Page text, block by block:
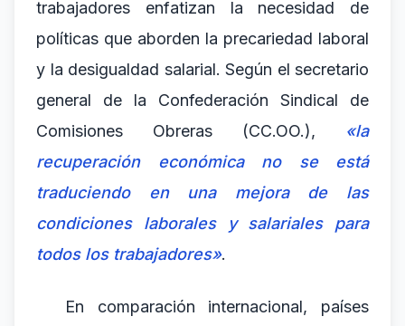
trabajadores enfatizan la necesidad de
políticas que aborden la precariedad laboral
y la desigualdad salarial. Según el secretario
general de la Confederación Sindical de
Comisiones Obreras (CC.OO.), «la
recuperación económica no se está
traduciendo en una mejora de las
condiciones laborales y salariales para
todos los trabajadores».
En comparación internacional, países